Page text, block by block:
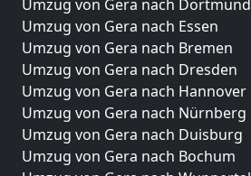
Umzug von Gera nach Dortmund
Umzug von Gera nach Essen
Umzug von Gera nach Bremen
Umzug von Gera nach Dresden
Umzug von Gera nach Hannover
Umzug von Gera nach Nürnberg
Umzug von Gera nach Duisburg
Umzug von Gera nach Bochum